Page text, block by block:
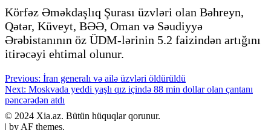
Körfəz Əməkdaşlıq Şurası üzvləri olan Bəhreyn,
Qətər, Küveyt, BƏƏ, Oman və Səudiyyə
Ərəbistanının öz ÜDM-lərinin 5.2 faizindən artığını
itirəcəyi ehtimal olunur.
Post
navigation
Previous: İran generalı və ailə üzvləri öldürüldü
Next: Moskvada yeddi yaşlı qız içində 88 min dollar olan çantanı
pəncərədən atdı
​© 2024 Xia.az. Bütün hüquqlar qorunur.
| by AF themes.